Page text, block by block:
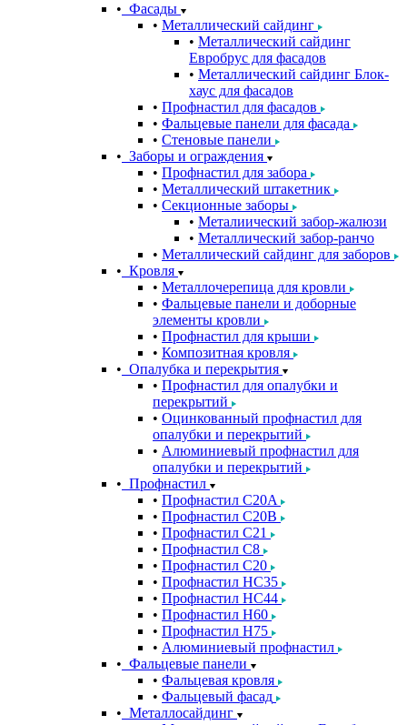
Фасады
Металлический сайдинг
Металлический сайдинг
Евробрус для фасадов
Металлический сайдинг Блок-
хаус для фасадов
Профнастил для фасадов
Фальцевые панели для фасада
Стеновые панели
Заборы и ограждения
Профнастил для забора
Металлический штакетник
Секционные заборы
Металиический забор-жалюзи
Металлический забор-ранчо
Металлический сайдинг для заборов
Кровля
Металлочерепица для кровли
Фальцевые панели и доборные
элементы кровли
Профнастил для крыши
Композитная кровля
Опалубка и перекрытия
Профнастил для опалубки и
перекрытий
Оцинкованный профнастил для
опалубки и перекрытий
Алюминиевый профнастил для
опалубки и перекрытий
Профнастил
Профнастил С20A
Профнастил С20B
Профнастил С21
Профнастил С8
Профнастил С20
Профнастил НС35
Профнастил НС44
Профнастил Н60
Профнастил Н75
Алюминиевый профнастил
Фальцевые панели
Фальцевая кровля
Фальцевый фасад
Металлосайдинг